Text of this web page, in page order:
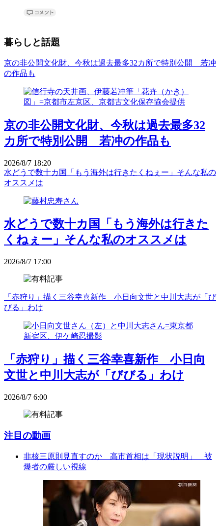
暮らしと話題
京の非公開文化財、今秋は過去最多32カ所で特別公開 若冲
の作品も
京の非公開文化財、今秋は過去最多32
カ所で特別公開 若冲の作品も
2026/8/7 18:20
水どうで数十カ国「もう海外は行きたくねぇー」そんな私の
オススメは
水どうで数十カ国「もう海外は行きた
くねぇー」そんな私のオススメは
2026/8/7 17:00
「赤狩り」描く三谷幸喜新作 小日向文世と中川大志が「び
びる」わけ
「赤狩り」描く三谷幸喜新作 小日向
文世と中川大志が「びびる」わけ
2026/8/7 6:00
注目の動画
非核三原則見直すのか 高市首相は「現状説明」 被
爆者の厳しい視線